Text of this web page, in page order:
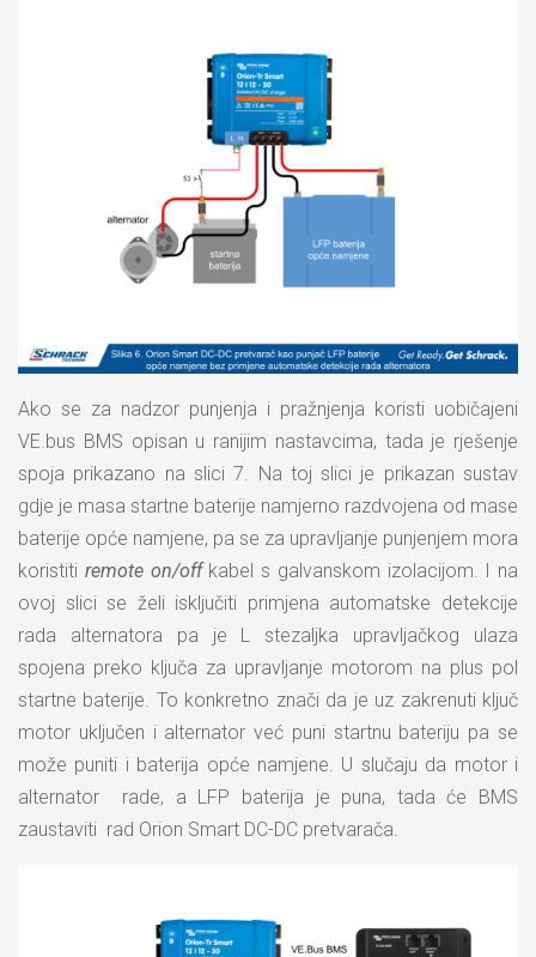
Ako se za nadzor punjenja i pražnjenja koristi uobičajeni
VE.bus BMS opisan u ranijim nastavcima, tada je rješenje
spoja prikazano na slici 7. Na toj slici je prikazan sustav
gdje je masa startne baterije namjerno razdvojena od mase
baterije opće namjene, pa se za upravljanje punjenjem mora
koristiti remote on/offkabel s galvanskom izolacijom. I na
ovoj slici se želi isključiti primjena automatske detekcije
rada alternatora pa je L stezaljka upravljačkog ulaza
spojena preko ključa za upravljanje motorom na plus pol
startne baterije. To konkretno znači da je uz zakrenuti ključ
motor uključen i alternator već puni startnu bateriju pa se
može puniti i baterija opće namjene. U slučaju da motor i
alternator rade, a LFP baterija je puna, tada će BMS
zaustaviti rad Orion Smart DC-DC pretvarača.